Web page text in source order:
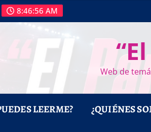
8:46:57 AM
Web de
LEERME? ¿QUIÉNES